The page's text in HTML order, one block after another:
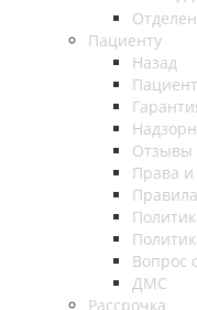
Пациенту
Назад
Отзывы
Права и
Вопрос
ДМС
Рассрочка